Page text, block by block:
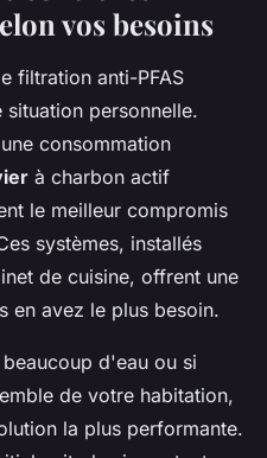
vos besoins
filtration anti-PFAS
personnelle.
consommation
à charbon actif
le meilleur compromis
systèmes, installés
de cuisine, offrent une
en avez le plus besoin.
d'eau ou si
de votre habitation,
la plus performante.